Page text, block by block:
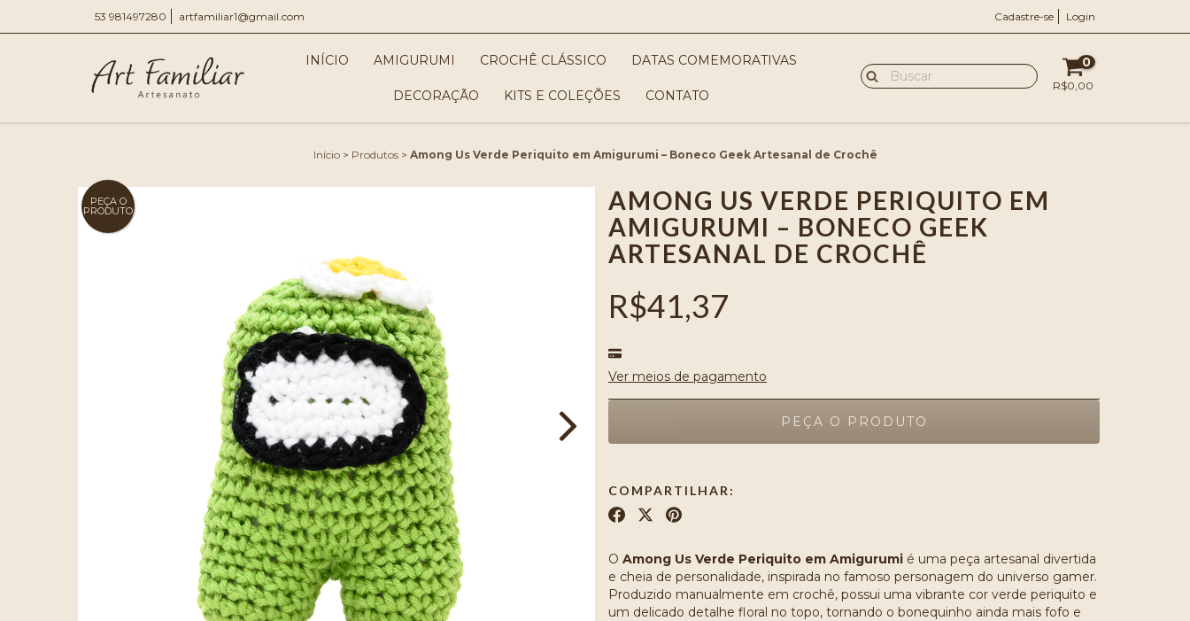
53 981497280 artfamiliar1@gmail.com Cadastre-se Login
INÍCIO AMIGURUMI CROCHÊ CLÁSSICO DATAS COMEMORATIVAS
DECORAÇÃO KITS E COLEÇÕES CONTATO
0
R$0,00
Início > Produtos > Among Us Verde Periquito em Amigurumi – Boneco Geek Artesanal de Crochê
PEÇA O
PRODUTO
AMONG US VERDE PERIQUITO EM
AMIGURUMI – BONECO GEEK
ARTESANAL DE CROCHÊ
R$41,37
Ver meios de pagamento
COMPARTILHAR:
O Among Us Verde Periquito em Amigurumi é uma peça artesanal divertida
e cheia de personalidade, inspirada no famoso personagem do universo gamer.
Produzido manualmente em crochê, possui uma vibrante cor verde periquito e
um delicado detalhe floral no topo, tornando o bonequinho ainda mais fofo e